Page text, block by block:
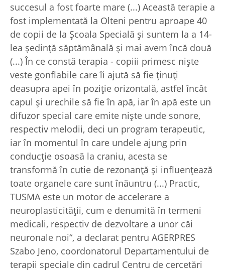
succesul a fost foarte mare (...) Această terapie a
fost implementată la Olteni pentru aproape 40
de copii de la Şcoala Specială şi suntem la a 14-
lea şedinţă săptămânală şi mai avem încă două
(...) În ce constă terapia - copiii primesc nişte
veste gonflabile care îi ajută să fie ţinuţi
deasupra apei în poziţie orizontală, astfel încât
capul şi urechile să fie în apă, iar în apă este un
difuzor special care emite nişte unde sonore,
respectiv melodii, deci un program terapeutic,
iar în momentul în care undele ajung prin
conducţie osoasă la craniu, acesta se
transformă în cutie de rezonanţă şi influenţează
toate organele care sunt înăuntru (...) Practic,
TUSMA este un motor de accelerare a
neuroplasticităţii, cum e denumită în termeni
medicali, respectiv de dezvoltare a unor căi
neuronale noi“, a declarat pentru AGERPRES
Szabo Jeno, coordonatorul Departamentului de
terapii speciale din cadrul Centru de cercetări